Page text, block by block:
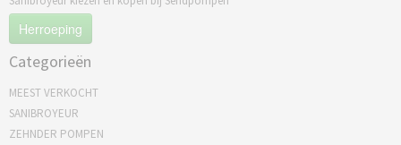
Herroeping
Categorieën
MEEST VERKOCHT
SANIBROYEUR
ZEHNDER POMPEN